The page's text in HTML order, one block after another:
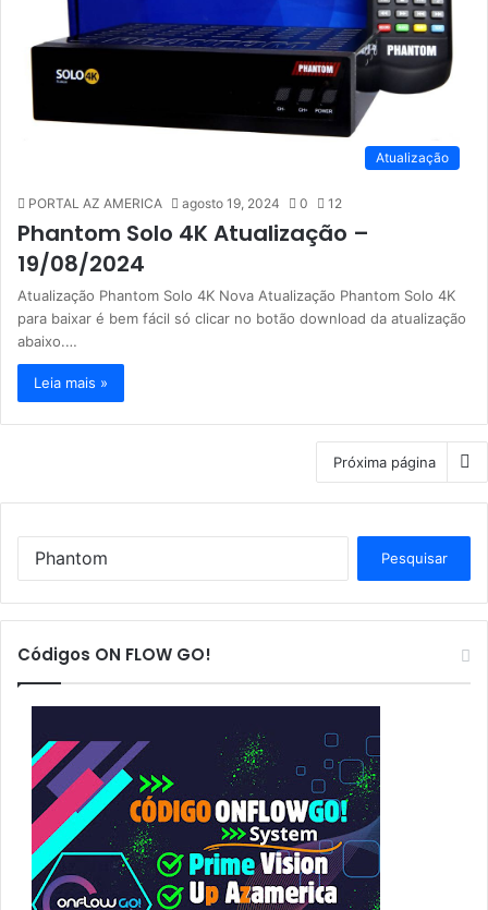
Atualização
PORTAL AZ AMERICA agosto 19, 2024 0 12
Phantom Solo 4K Atualização –
19/08/2024
Atualização Phantom Solo 4K Nova Atualização Phantom Solo 4K
para baixar é bem fácil só clicar no botão download da atualização
abaixo.…
Leia mais »
Próxima página
s
a
p
o
r
:
Códigos ON FLOW GO!